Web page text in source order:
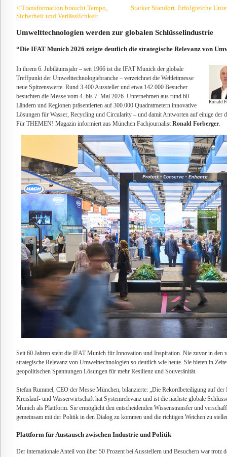
Starker Standort. Erfolgreiche
< Transformation braucht Tempo,
Sicherheit und Verlässlichkeit
Umwelttechnologien werden zur globalen Schlüsselindustrie
“Die IFAT Munich 2026 zeigte deutlich die strategische Relevanz von
Ronald
In ihrem 6. Jubiläumsjahr – seit 1966 ist die IFAT Munich der globale
Treffpunkt der Umwelttechnologiebranche – verzeichnet die Weltleitmesse
neue Spitzenswerte. Rund 3.400 Aussteller und etwa 142.000 Besucher
besuchten die Messe vom 4. bis 7. Mai 2026. Unternehmen aus rund 60
Ländern und Regionen präsentierten auf 300.000 Quadratmetern innovative
Lösungen für Wasser, Recycling und Circularity – und damit Antworten auf einige der
Für THEMEN! Magazin informiert aus München Fachjournalist Ronald Forberger.
Seit 60 Jahren steht die IFAT Munich für Innovation und Inspiration. Nie zuvor in den
strategische Relevanz von Umwelttechnologien so deutlich wie heute. Sie bieten in
geopolitischen Spannungen Lösungen für mehr Resilienz und Souveränität.
Stefan Rummel, CEO der Messe München, bilanzierte: „Die Rekordbeteiligung auf
Kreislauf- und Wasserwirtschaft hat Systemrelevanz und ist die nächste globale
Munich als Plattform. Sie ermöglicht den entscheidenden Wissenstransfer und
gemeinsam mit der Politik in den Dialog zu kommen und die richtigen Weichen zu
Plattform für Austausch zwischen Industrie und Politik
Der internationale Anteil von über 50 Prozent bei Ausstellern und Besuchern war trotz